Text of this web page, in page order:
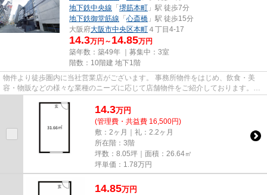
地下鉄中央線 「堺筋本町 」駅 徒歩7分
地下鉄御堂筋線 「心斎橋 」駅 徒歩15分
大阪府大阪市中央区本町 ４丁目4-17
14.3万円～ 14.85万円
築年数：築49年 ｜募集中： 3室
階数：10階建 地下1階
物件より徒歩圏内に当社営業店がございます。 事務所物件をはじめ、飲食・美
容・物販などの様々な業種のニーズに応じて店舗物件をご紹介しております。
尚、弊社ではおとり広告は一切...
14.3万円
(管理費・共益費 16,500円)
敷：2ヶ月｜礼：2.2ヶ月
所在階：3階
坪数：8.05坪｜面積：26.64㎡
坪単価： 1.78万円
14.85万円